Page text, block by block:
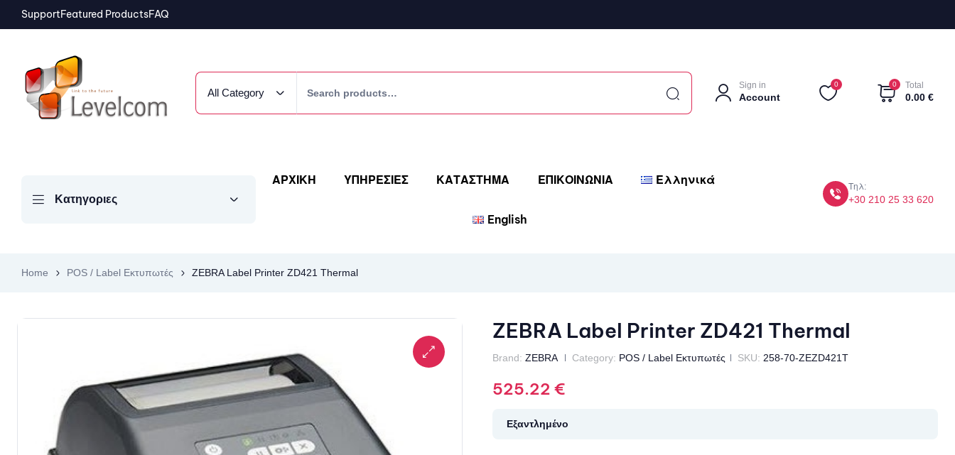
SupportFeatured ProductsFAQ
All Category
Sign in
Account
0 0 Total
0.00 €
Κατηγοριες
ΑΡΧΙΚΗ ΥΠΗΡΕΣΙΕΣ ΚΑΤΑΣΤΗΜΑ ΕΠΙΚΟΙΝΩΝΙΑ Ελληνικά
English
Τηλ:
+30 210 25 33 620
Home POS / Label Εκτυπωτές ZEBRA Label Printer ZD421 Thermal
ZEBRA Label Printer ZD421 Thermal
Brand: ZEBRA Category: POS / Label Εκτυπωτές SKU: 258-70-ZEZD421T
525.22 €
Εξαντλημένο